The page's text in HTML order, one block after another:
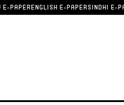
E-PAPERENGLISH E-PAPERSINDHI E-